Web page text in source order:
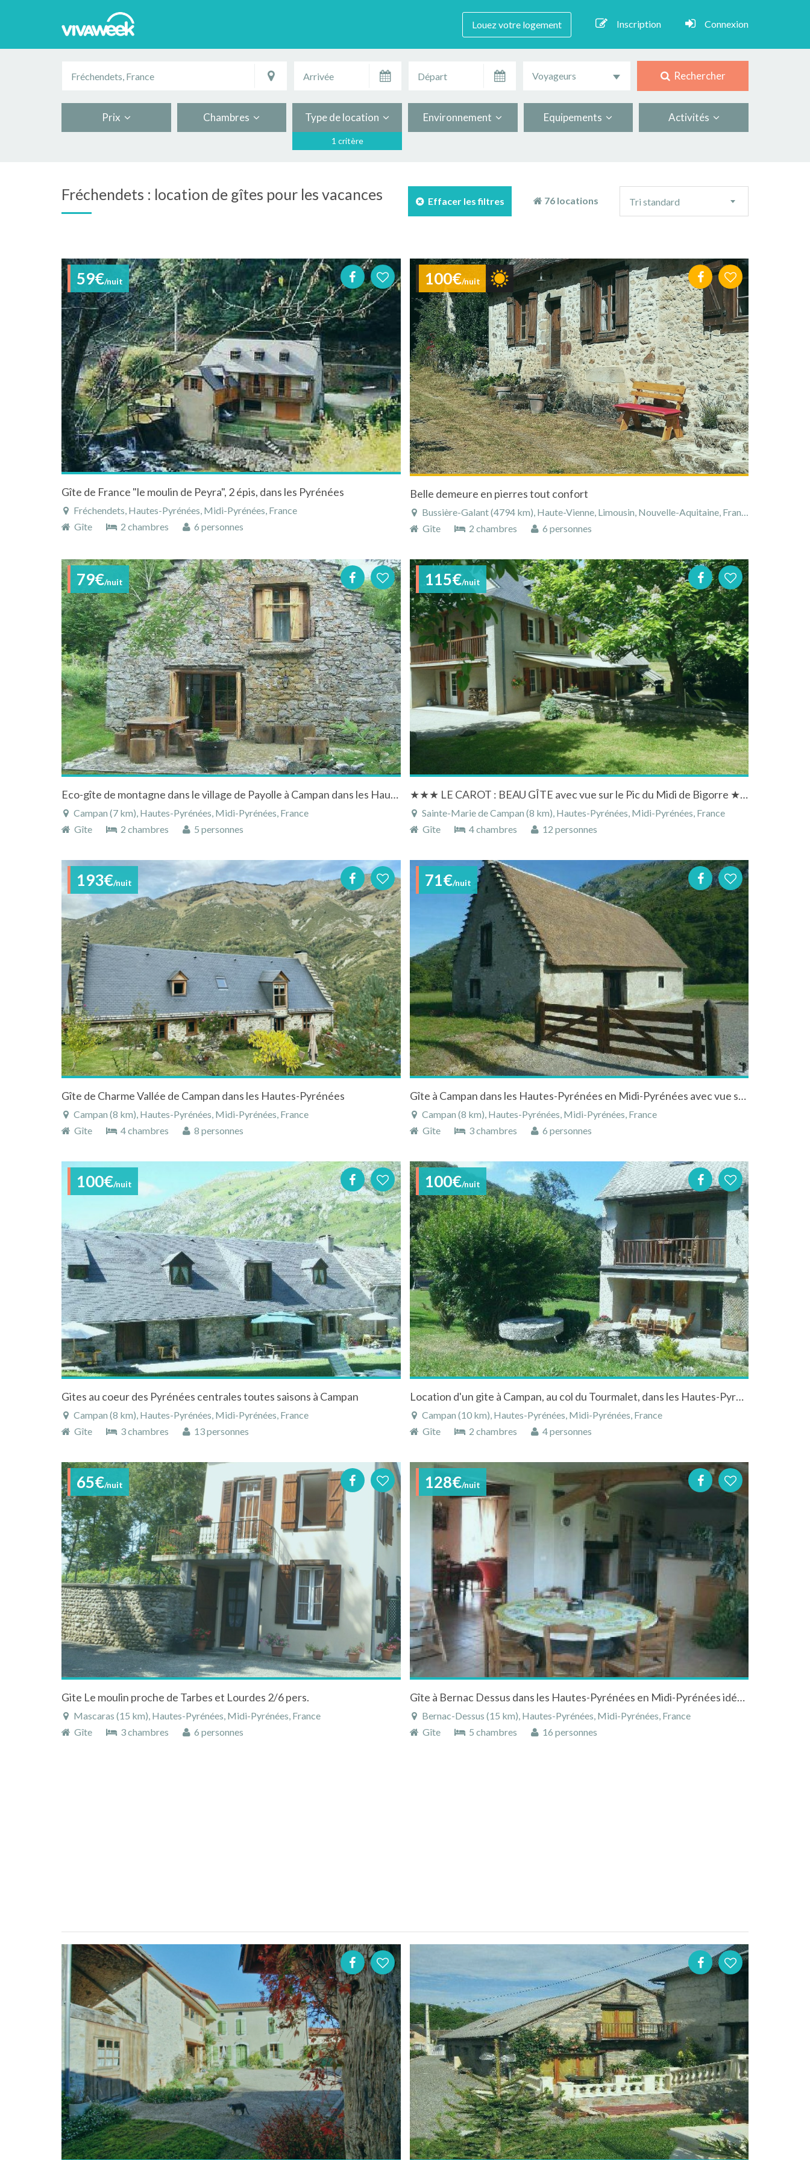
Louez votre logement Inscription Connexion
Voyageurs Rechercher
Prix Chambres Type de location
1 critère
Environnement Equipements Activités
Fréchendets : location de gîtes pour les vacances Effacer les filtres 76 locations
tri
Tri standard
59€/nuit
Gîte de France "le moulin de Peyra", 2 épis, dans les Pyrénées
Fréchendets, Hautes-Pyrénées, Midi-Pyrénées, France
Gîte
2 chambres 6 personnes
100€/nuit
Belle demeure en pierres tout confort
Bussière-Galant (4794 km), Haute-Vienne, Limousin, Nouvelle-Aquitaine, France
Gîte
2 chambres 6 personnes
79€/nuit
Eco-gîte de montagne dans le village de Payolle à Campan dans les Hautes-Pyrénées
Campan (7 km), Hautes-Pyrénées, Midi-Pyrénées, France
Gîte
2 chambres 5 personnes
115€/nuit
★★★ LE CAROT : BEAU GÎTE avec vue sur le Pic du Midi de Bigorre ★★★
Sainte-Marie de Campan (8 km), Hautes-Pyrénées, Midi-Pyrénées, France
Gîte
4 chambres 12 personnes
193€/nuit
Gîte de Charme Vallée de Campan dans les Hautes-Pyrénées
Campan (8 km), Hautes-Pyrénées, Midi-Pyrénées, France
Gîte
4 chambres 8 personnes
71€/nuit
Gîte à Campan dans les Hautes-Pyrénées en Midi-Pyrénées avec vue sur les montagnes
Campan (8 km), Hautes-Pyrénées, Midi-Pyrénées, France
Gîte
3 chambres 6 personnes
100€/nuit
Gites au coeur des Pyrénées centrales toutes saisons à Campan
Campan (8 km), Hautes-Pyrénées, Midi-Pyrénées, France
Gîte
3 chambres 13 personnes
100€/nuit
Location d'un gite à Campan, au col du Tourmalet, dans les Hautes-Pyrénées
Campan (10 km), Hautes-Pyrénées, Midi-Pyrénées, France
Gîte
2 chambres 4 personnes
65€/nuit
Gite Le moulin proche de Tarbes et Lourdes 2/6 pers.
Mascaras (15 km), Hautes-Pyrénées, Midi-Pyrénées, France
Gîte
3 chambres 6 personnes
128€/nuit
Gîte à Bernac Dessus dans les Hautes-Pyrénées en Midi-Pyrénées idéale pour famille
Bernac-Dessus (15 km), Hautes-Pyrénées, Midi-Pyrénées, France
Gîte
5 chambres 16 personnes